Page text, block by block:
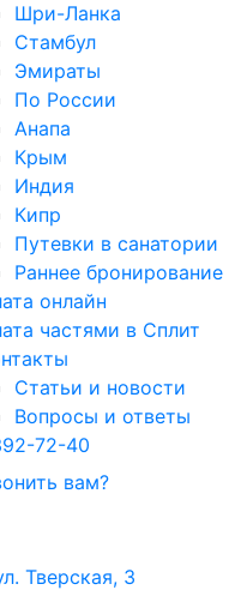
Шри-Ланка
Стамбул
Эмираты
По России
Анапа
Крым
Индия
Кипр
Путевки в санатории
Раннее бронирование
онлайн
частями в Сплит
Статьи и новости
Вопросы и ответы
72-40
вам?
Тверская, 3